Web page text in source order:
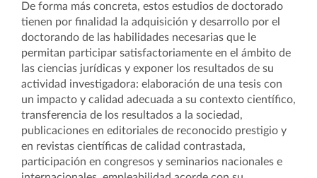
De forma más concreta, estos estudios de doctorado
tienen por finalidad la adquisición y desarrollo por el
doctorando de las habilidades necesarias que le
permitan participar satisfactoriamente en el ámbito de
las ciencias jurídicas y exponer los resultados de su
actividad investigadora: elaboración de una tesis con
un impacto y calidad adecuada a su contexto científico,
transferencia de los resultados a la sociedad,
publicaciones en editoriales de reconocido prestigio y
en revistas científicas de calidad contrastada,
participación en congresos y seminarios nacionales e